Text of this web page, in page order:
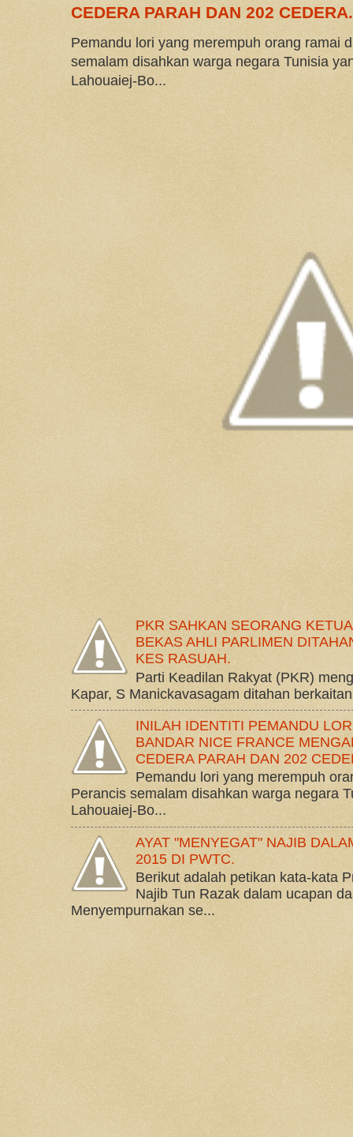
CEDERA PARAH DAN 202 CEDERA.
Pemandu lori yang merempuh orang ramai
semalam disahkan warga negara Tunisia
Lahouaiej-Bo...
PKR SAHKAN SEORANG
BEKAS AHLI PARLIMEN
KES RASUAH.
Parti Keadilan Rakyat (PKR)
Kapar, S Manickavasagam ditahan
INILAH IDENTITI PEMANDU
BANDAR NICE FRANCE
CEDERA PARAH DAN 202
Pemandu lori yang merempuh
Perancis semalam disahkan warga negara
Lahouaiej-Bo...
AYAT "MENYEGAT" NAJIB
2015 DI PWTC.
Berikut adalah petikan kata-kata
Najib Tun Razak dalam ucapan
Menyempurnakan se...